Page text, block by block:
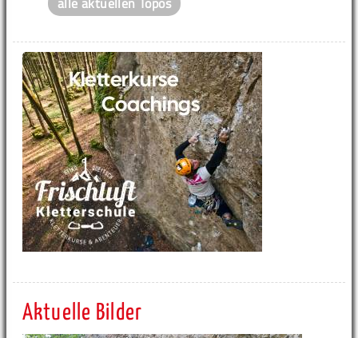
Aktuelle Bilder